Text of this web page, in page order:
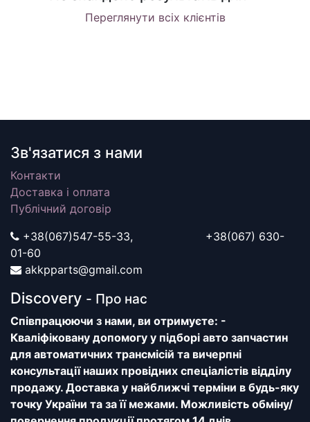
Переглянути всіх клієнтів
Зв'язатися з нами
Контакти
Доставка і оплата
Публічний договір
+38(067)547-55-33, +38(067) 630-
01-60
akkpparts@gmail.com
Discovery - Про нас
Співпрацюючи з нами, ви отримуєте: -
Кваліфіковану допомогу у підборі авто запчастин
для автоматичних трансмісій та вичерпні
консультації наших провідних спеціалістів відділу
продажу. Доставка у найближчі терміни в будь-яку
точку України та за її межами. Можливість обміну/